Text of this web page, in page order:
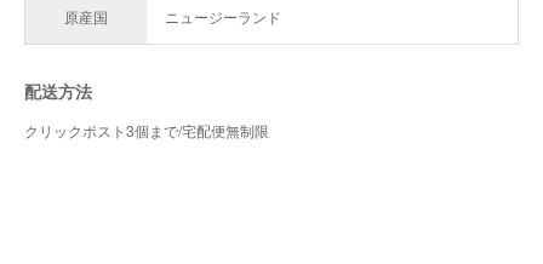
原産国 ニュージーランド
配送方法
クリックポスト3個まで/宅配便無制限